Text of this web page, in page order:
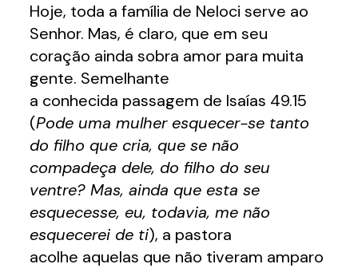
Hoje, toda a família de Neloci serve ao
Senhor. Mas, é claro, que em seu
coração ainda sobra amor para muita
gente. Semelhante
a conhecida passagem de Isaías 49.15
(Pode uma mulher esquecer-se tanto
do filho que cria, que se não
compadeça dele, do filho do seu
ventre? Mas, ainda que esta se
esquecesse, eu, todavia, me não
esquecerei de ti), a pastora
acolhe aquelas que não tiveram amparo